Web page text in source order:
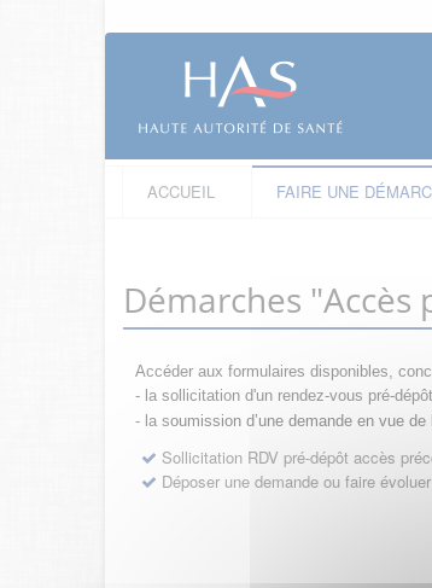
ACCUEIL FAIRE UNE
Démarches
Accéder aux formulaires disponibles,
- la sollicitation d'un rendez-vous pré-
- la soumission d’une demande en vue
Sollicitation RDV pré-dépôt accès
Déposer une demande ou faire